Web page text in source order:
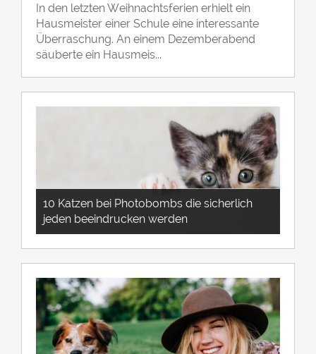
In den letzten Weihnachtsferien erhielt ein
Hausmeister einer Schule eine interessante
Überraschung. An einem Dezemberabend
säuberte ein Hausmeis...
10 Katzen bei Photobombs die sicherlich
jeden beeindrucken werden